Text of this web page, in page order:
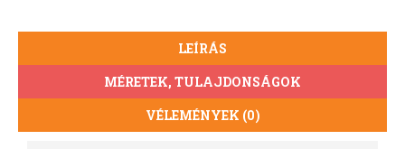
LEÍRÁS
MÉRETEK, TULAJDONSÁGOK
VÉLEMÉNYEK (0)